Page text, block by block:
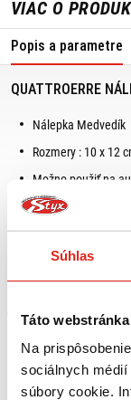
Súhlas
Táto
Na
sociálnych
súbory cookie.
VIAC O
Popis a parametre
QUATTROERRE
Nálepka Medvedík
Rozmery : 10 x 12
Možno použiť na
MOHLO BY SA